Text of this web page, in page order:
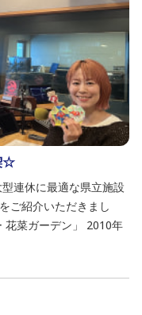
☆
連休に最適な県立施設
ご紹介いただきまし
菜ガーデン」 2010年